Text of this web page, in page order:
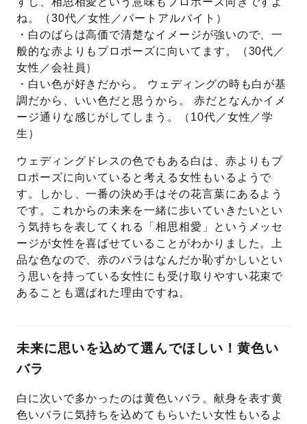
ね。（30代／女性／パートアルバイト）
・白のばらは高価で清楚なイメージが強いので、一
般的な赤よりもプロポーズに向いてます。（30代／
女性／会社員）
・白い色が好きだから。 ウェディングの時も白が基
調だから、いい色だと思うから。 赤だとなんかイメ
ージ通りな感じがしてしまう。（10代／女性／学
生）
ウェディングドレスの色でもある白は、赤よりもプ
ロポーズに向いていると考える女性もいるようで
す。しかし、一番の決め手はその花言葉にあるよう
です。これからの未来を一緒に歩いていきたいとい
う気持ちを表してくれる「相思相愛」というメッセ
ージが女性を喜ばせていることがわかりました。上
品な色なので、赤のバラはなんだか恥ずかしいとい
う思いを持っている女性にも受け取りやすい花束で
あることも選ばれた理由ですね。
未来に思いを込めて選んでほしい！黄色い
バラ
白に次いで多かったのは黄色いバラ。献身を表す黄
色いバラに気持ちを込めてもらいたい女性もいるよ